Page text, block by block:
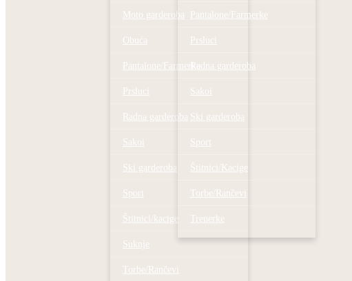
Moto garderoba
Obuća
Pantalone/Farmerke
Prsluci
Radna garderoba
Sakoi
Ski garderoba
Sport
Štitnici/kacige
Suknje
Torbe/Rančevi
Pantalone/Farmerke
Prsluci
Radna garderoba
Sakoi
Ski garderoba
Sport
Štitnici/Kacige
Torbe/Rančevi
Trenerke